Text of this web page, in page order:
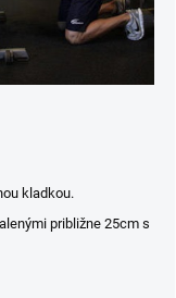
kladkou.
približne 25cm s